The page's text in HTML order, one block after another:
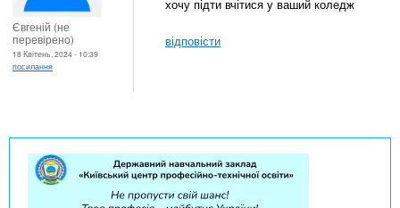
Євгеній (не
перевірено)
18 Квітень, 2024 - 10:39
посилання
хочу підти вчітися у ваший коледж
відповісти